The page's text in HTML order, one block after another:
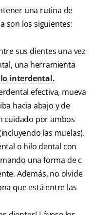
una rutina de
son los siguientes:
sus dientes una vez
una herramienta
interdental.
efectiva, mueva
hacia abajo y de
cuidado por ambos
las muelas).
o hilo dental con
una forma de c
Además, no olvide
que está entre las